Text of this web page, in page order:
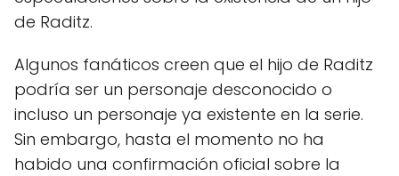
de Raditz.
Algunos fanáticos creen que el hijo de Raditz
podría ser un personaje desconocido o
incluso un personaje ya existente en la serie.
Sin embargo, hasta el momento no ha
habido una confirmación oficial sobre la